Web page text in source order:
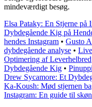
mindeværdigt besøg.
Elsa Pataky: En Stjerne på
Dybdegående Kig på
hendes Instagram • Gusto
dybdegående analyse •
Optimering af Leverhelbred
Dybdegående Kig •
Drew Sycamore: Et
Ka-Koush: Mød stjernen
Instagram: En guide til